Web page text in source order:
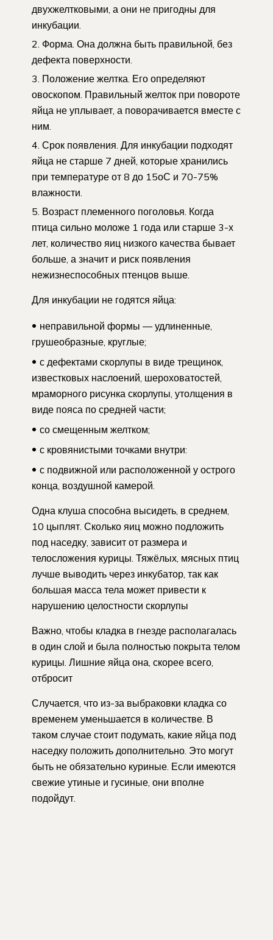
двухжелтковыми, а они не пригодны для
инкубации.
Форма. Она должна быть правильной, без
дефекта поверхности.
Положение желтка. Его определяют
овоскопом. Правильный желток при повороте
яйца не уплывает, а поворачивается вместе с
ним.
Срок появления. Для инкубации подходят
яйца не старше 7 дней, которые хранились
при температуре от 8 до 15оС и 70-75%
влажности.
Возраст племенного поголовья. Когда
птица сильно моложе 1 года или старше 3-х
лет, количество яиц низкого качества бывает
больше, а значит и риск появления
нежизнеспособных птенцов выше.
Для инкубации не годятся яйца:
неправильной формы — удлиненные,
грушеобразные, круглые;
с дефектами скорлупы в виде трещинок,
известковых наслоений, шероховатостей,
мраморного рисунка скорлупы, утолщения в
виде пояса по средней части;
со смещенным желтком;
с кровянистыми точками внутри:
с подвижной или расположенной у острого
конца, воздушной камерой.
Одна клуша способна высидеть, в среднем,
10 цыплят. Сколько яиц можно подложить
под наседку, зависит от размера и
телосложения курицы. Тяжёлых, мясных птиц
лучше выводить через инкубатор, так как
большая масса тела может привести к
нарушению целостности скорлупы
Важно, чтобы кладка в гнезде располагалась
в один слой и была полностью покрыта телом
курицы. Лишние яйца она, скорее всего,
отбросит
Случается, что из-за выбраковки кладка со
временем уменьшается в количестве. В
таком случае стоит подумать, какие яйца под
наседку положить дополнительно. Это могут
быть не обязательно куриные. Если имеются
свежие утиные и гусиные, они вполне
подойдут.